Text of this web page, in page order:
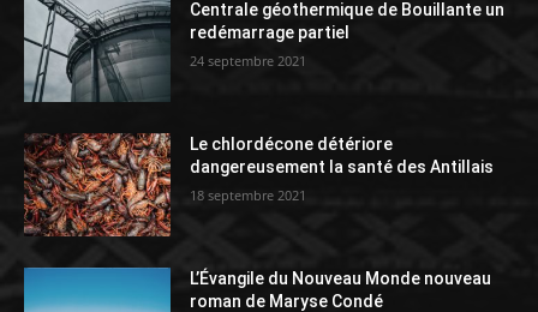
Centrale géothermique de Bouillante un
redémarrage partiel
24 septembre 2021
Le chlordécone détériore
dangereusement la santé des Antillais
18 septembre 2021
L’Évangile du Nouveau Monde nouveau
roman de Maryse Condé